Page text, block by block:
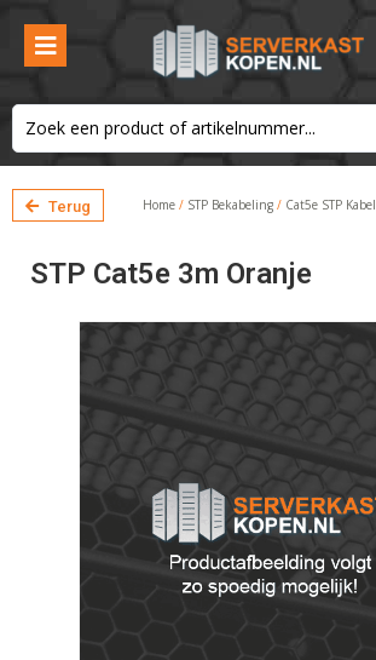
Terug Home / STP Bekabeling / Cat5e STP Kabel
STP Cat5e 3m Oranje